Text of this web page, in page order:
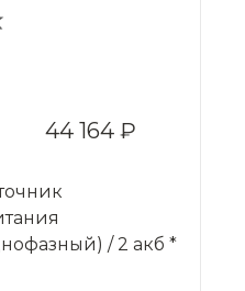
44 164 ₽
/ 2 акб *